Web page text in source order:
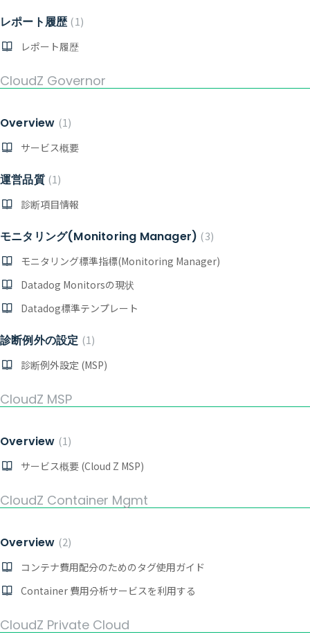
レポート履歴 1
レポート履歴
CloudZ Governor
Overview 1
サービス概要
運営品質 1
診断項目情報
モニタリング(Monitoring Manager)
3
モニタリング標準指標(Monitoring Manager)
Datadog Monitorsの現状
Datadog標準テンプレート
診断例外の設定 1
診断例外設定 (MSP)
CloudZ MSP
Overview 1
サービス概要 (Cloud Z MSP)
CloudZ Container Mgmt
Overview 2
コンテナ費用配分のためのタグ使用ガイド
Container 費用分析サービスを利用する
CloudZ Private Cloud